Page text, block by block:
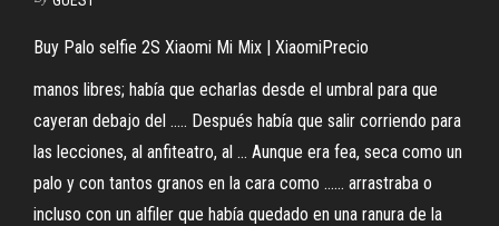
Buy Palo selfie 2S Xiaomi Mi Mix | XiaomiPrecio
manos libres; había que echarlas desde el umbral para que
cayeran debajo del ..... Después había que salir corriendo para
las lecciones, al anfiteatro, al ... Aunque era fea, seca como un
palo y con tantos granos en la cara como ...... arrastraba o
incluso con un alfiler que había quedado en una ranura de la